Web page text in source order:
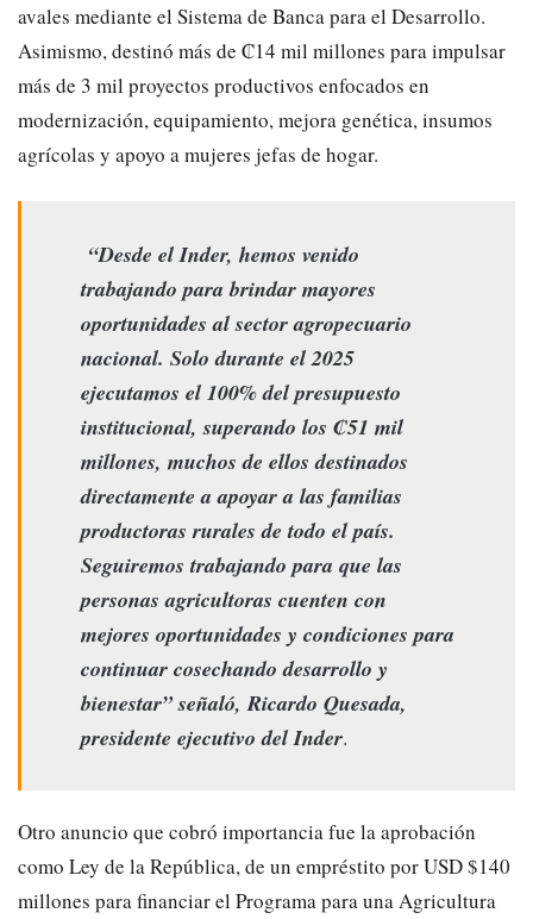
avales mediante el Sistema de Banca para el Desarrollo.
Asimismo, destinó más de ₡14 mil millones para impulsar
más de 3 mil proyectos productivos enfocados en
modernización, equipamiento, mejora genética, insumos
agrícolas y apoyo a mujeres jefas de hogar.
“Desde el Inder, hemos venido
trabajando para brindar mayores
oportunidades al sector agropecuario
nacional. Solo durante el 2025
ejecutamos el 100% del presupuesto
institucional, superando los ₡51 mil
millones, muchos de ellos destinados
directamente a apoyar a las familias
productoras rurales de todo el país.
Seguiremos trabajando para que las
personas agricultoras cuenten con
mejores oportunidades y condiciones para
continuar cosechando desarrollo y
bienestar” señaló, Ricardo Quesada,
presidente ejecutivo del Inder.
Otro anuncio que cobró importancia fue la aprobación
como Ley de la República, de un empréstito por USD $140
millones para financiar el Programa para una Agricultura